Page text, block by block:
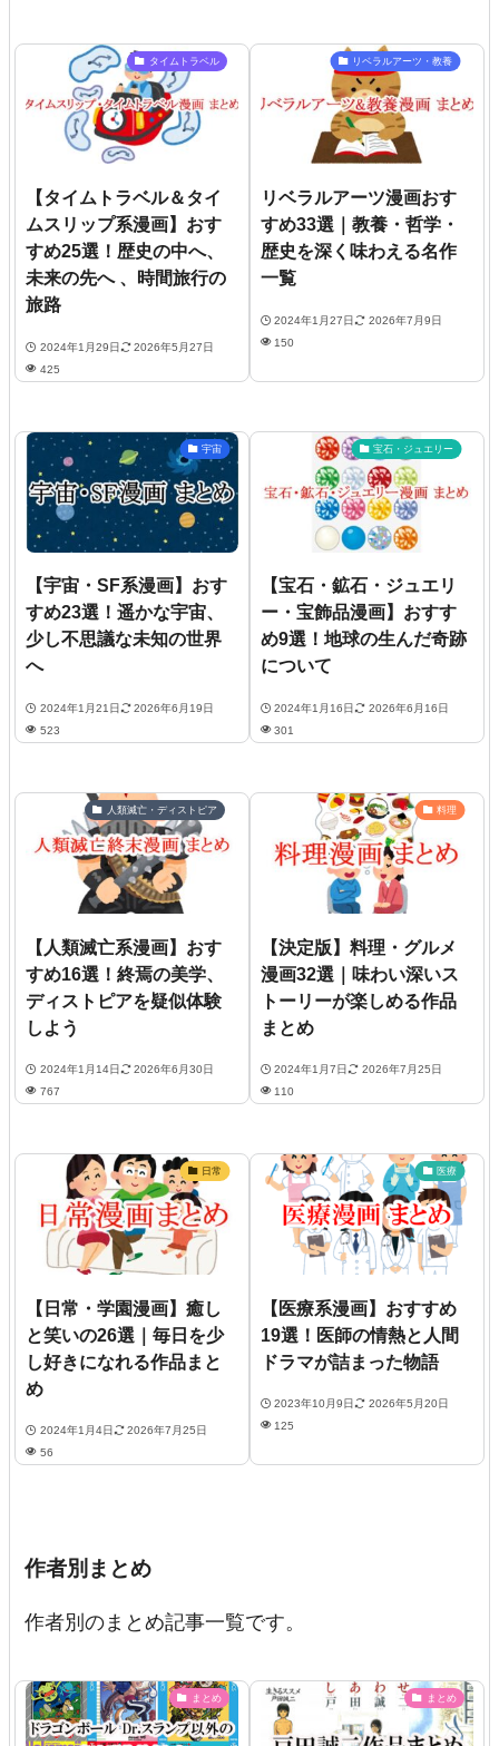
タイムトラベル
【タイムトラベル＆タイ
ムスリップ系漫画】おす
すめ25選！歴史の中へ、
未来の先へ 、時間旅行の
旅路
2024年1月29日
2026年5月27日
425
リベラルアーツ・教養
リベラルアーツ漫画おす
すめ33選｜教養・哲学・
歴史を深く味わえる名作
一覧
2024年1月27日
2026年7月9日
150
宇宙
【宇宙・SF系漫画】おす
すめ23選！遥かな宇宙、
少し不思議な未知の世界
へ
2024年1月21日
2026年6月19日
523
宝石・ジュエリー
【宝石・鉱石・ジュエリ
ー・宝飾品漫画】おすす
め9選！地球の生んだ奇跡
について
2024年1月16日
2026年6月16日
301
人類滅亡・ディストピア
【人類滅亡系漫画】おす
すめ16選！終焉の美学、
ディストピアを疑似体験
しよう
2024年1月14日
2026年6月30日
767
料理
【決定版】料理・グルメ
漫画32選｜味わい深いス
トーリーが楽しめる作品
まとめ
2024年1月7日
2026年7月25日
110
日常
【日常・学園漫画】癒し
と笑いの26選｜毎日を少
し好きになれる作品まと
め
2024年1月4日
2026年7月25日
56
医療
【医療系漫画】おすすめ
19選！医師の情熱と人間
ドラマが詰まった物語
2023年10月9日
2026年5月20日
125
作者別まとめ
作者別のまとめ記事一覧です。
まとめ まとめ